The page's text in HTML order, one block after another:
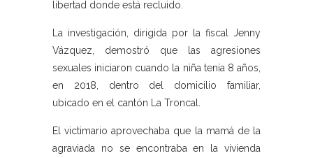
libertad donde está recluido.
La investigación, dirigida por la fiscal Jenny
Vázquez, demostró que las agresiones
sexuales iniciaron cuando la niña tenía 8 años,
en 2018, dentro del domicilio familiar,
ubicado en el cantón La Troncal.
El victimario aprovechaba que la mamá de la
agraviada no se encontraba en la vivienda